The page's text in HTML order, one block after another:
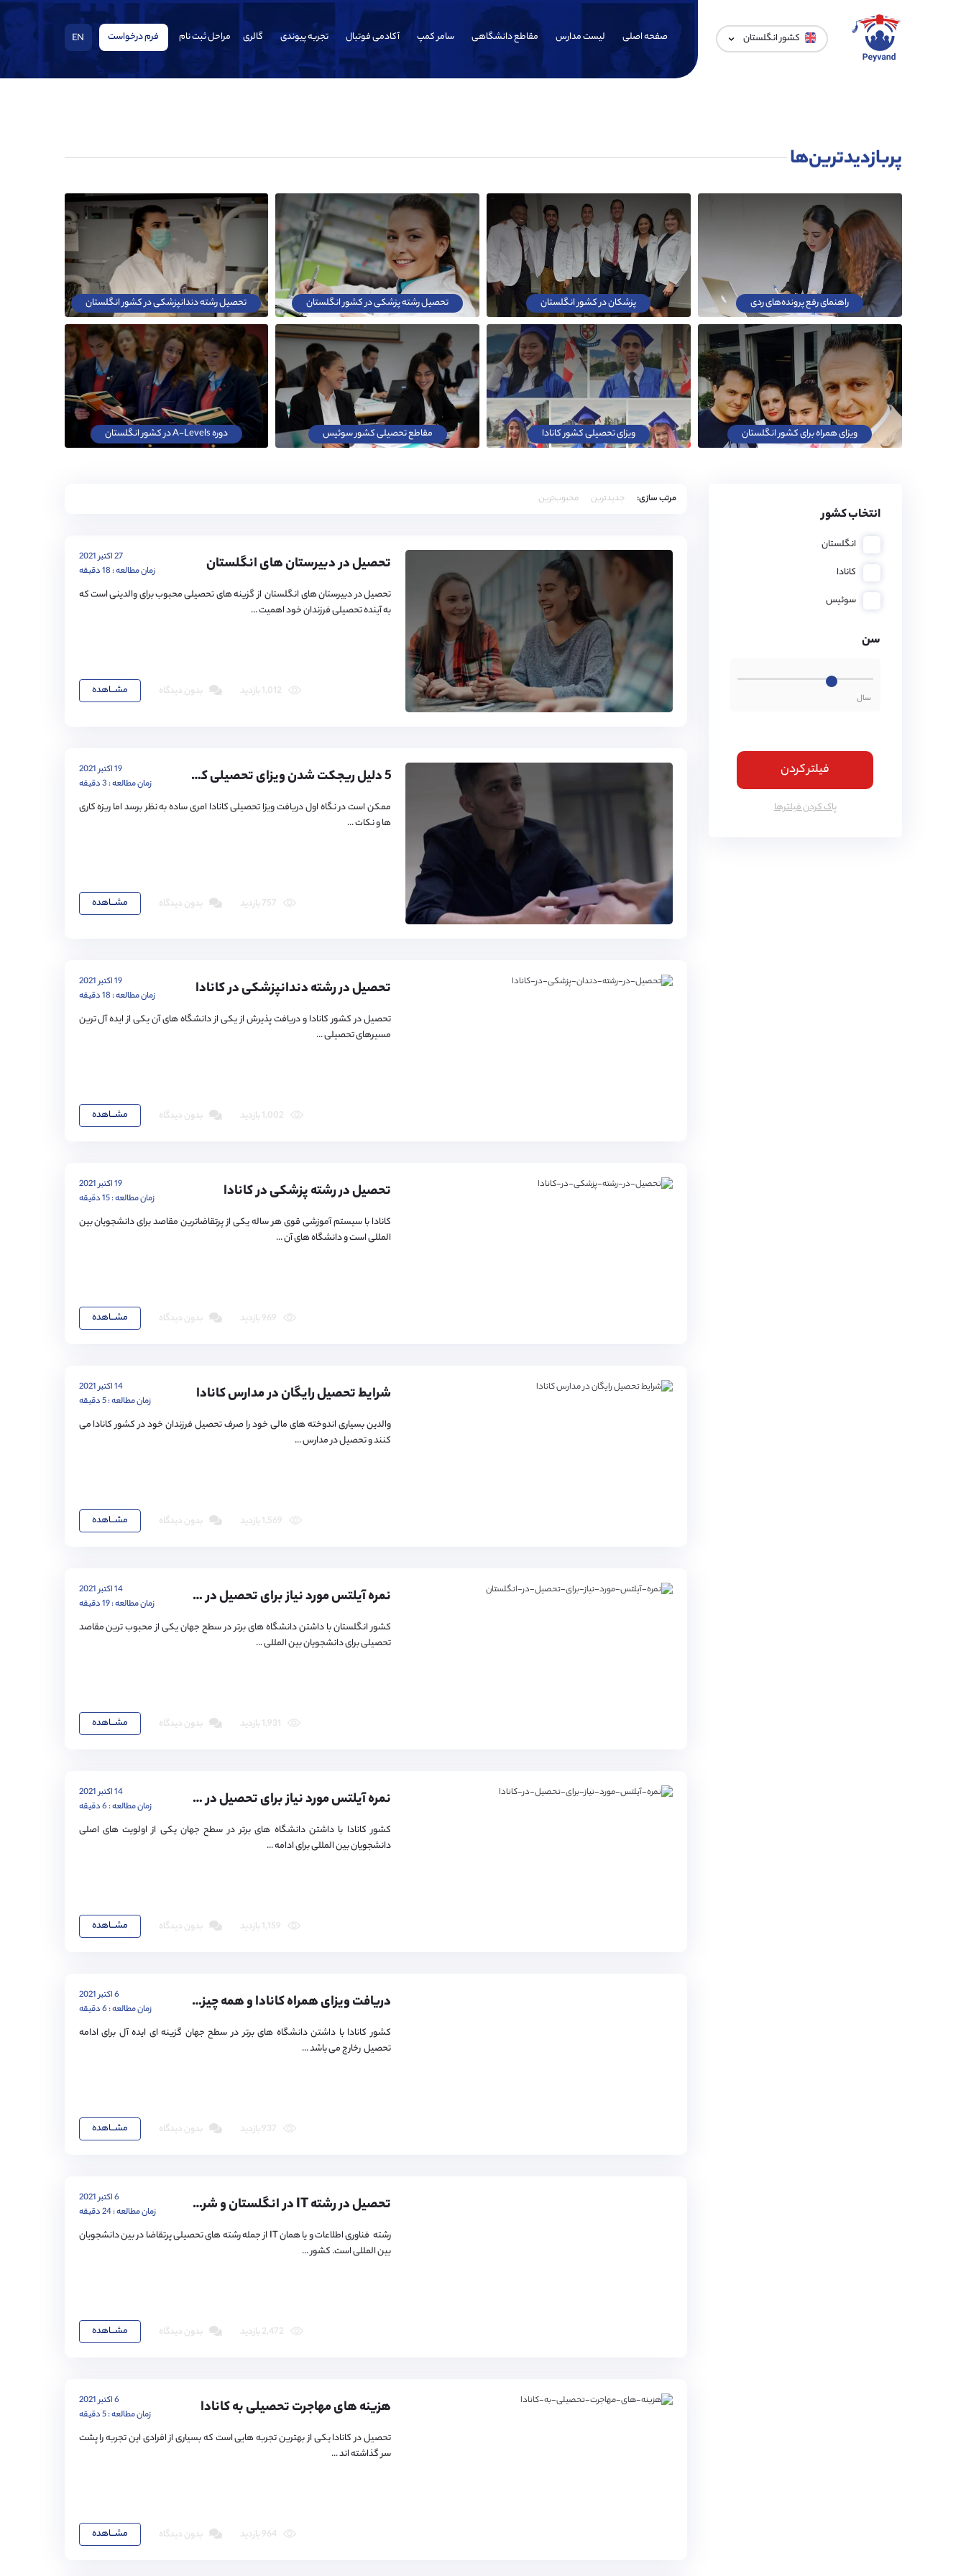
کشور انگلستان صفحه اصلی لیست مدارس مقاطع دانشگاهی سامر کمپ آکادمی فوتبال تجربه پیوندی گالری مراحل ثبت نام فرم درخواست EN
پربازدیدترین‌ها
راهنمای رفع پرونده‌های ردی پزشکان در کشور انگلستان تحصیل رشته پزشکی در کشور انگلستان تحصیل رشته دندانپزشکی در کشور انگلستان
ویزای همراه برای کشور انگلستان ویزای تحصیلی کشور کانادا مقاطع تحصیلی کشور سوئیس دوره A-Levels در کشور انگلستان
مرتب سازی: جدیدترین محبوب‌ترین
تحصیل در دبیرستان های انگلستان
27 اکتبر 2021
زمان مطالعه : 18 دقیقه
تحصیل در دبیرستان های انگلستان از گزینه های تحصیلی محبوب برای والدینی است که
به آینده تحصیلی فرزندان خود اهمیت ...
مشـــاهده بدون دیدگاه
5 دلیل ریجکت شدن ویزای تحصیلی کانادا
19 اکتبر 2021
زمان مطالعه : 3 دقیقه
ممکن است در نگاه اول دریافت ویزا تحصیلی کانادا امری ساده به نظر برسد اما ریزه کاری
ها و نکات ...
مشـــاهده بدون دیدگاه
تحصیل در رشته دندانپزشکی در کانادا
19 اکتبر 2021
زمان مطالعه : 18 دقیقه
تحصیل در کشور کانادا و دریافت پذیرش از یکی از دانشگاه های آن یکی از ایده آل ترین
مسیرهای تحصیلی ...
مشـــاهده بدون دیدگاه
تحصیل در رشته پزشکی در کانادا
19 اکتبر 2021
زمان مطالعه : 15 دقیقه
کانادا با سیستم آموزشی قوی هر ساله یکی از پرتقاضاترین مقاصد برای دانشجویان بین
المللی است و دانشگاه های آن ...
مشـــاهده بدون دیدگاه
شرایط تحصیل رایگان در مدارس کانادا
14 اکتبر 2021
زمان مطالعه : 5 دقیقه
والدین بسیاری اندوخته های مالی خود را صرف تحصیل فرزندان خود در کشور کانادا می
کنند و تحصیل در مدارس ...
مشـــاهده بدون دیدگاه
نمره آیلتس مورد نیاز برای تحصیل در انگلستان
14 اکتبر 2021
زمان مطالعه : 19 دقیقه
کشور انگلستان با داشتن دانشگاه های برتر در سطح جهان یکی از محبوب ترین مقاصد
تحصیلی برای دانشجویان بین المللی ...
مشـــاهده بدون دیدگاه
نمره آیلتس مورد نیاز برای تحصیل در کانادا
14 اکتبر 2021
زمان مطالعه : 6 دقیقه
کشور کانادا با داشتن دانشگاه های برتر در سطح جهان یکی از اولویت های اصلی
دانشجویان بین المللی برای ادامه ...
مشـــاهده بدون دیدگاه
دریافت ویزای همراه کانادا و همه چیز درباره آن
6 اکتبر 2021
زمان مطالعه : 6 دقیقه
کشور کانادا با داشتن دانشگاه های برتر در سطح جهان گزینه ای ایده آل برای ادامه
تحصیل رخارج می باشد ...
مشـــاهده بدون دیدگاه
تحصیل در رشته IT در انگلستان و شرایط آن
6 اکتبر 2021
زمان مطالعه : 24 دقیقه
رشته فناوری اطلاعات و یا همان IT از جمله رشته های تحصیلی پرتقاضا در بین دانشجویان
بین المللی است. کشور ...
مشـــاهده بدون دیدگاه
هزینه های مهاجرت تحصیلی به کانادا
6 اکتبر 2021
زمان مطالعه : 5 دقیقه
تحصیل در کانادا یکی از بهترین تجربه هایی است که بسیاری از افرادی این تجربه را پشت
سر گذاشته اند ...
مشـــاهده بدون دیدگاه
انتخاب کشور
انگلستان
کانادا
سوئیس
سن
فیلتر کردن
پاک کردن فیلتر‌ها